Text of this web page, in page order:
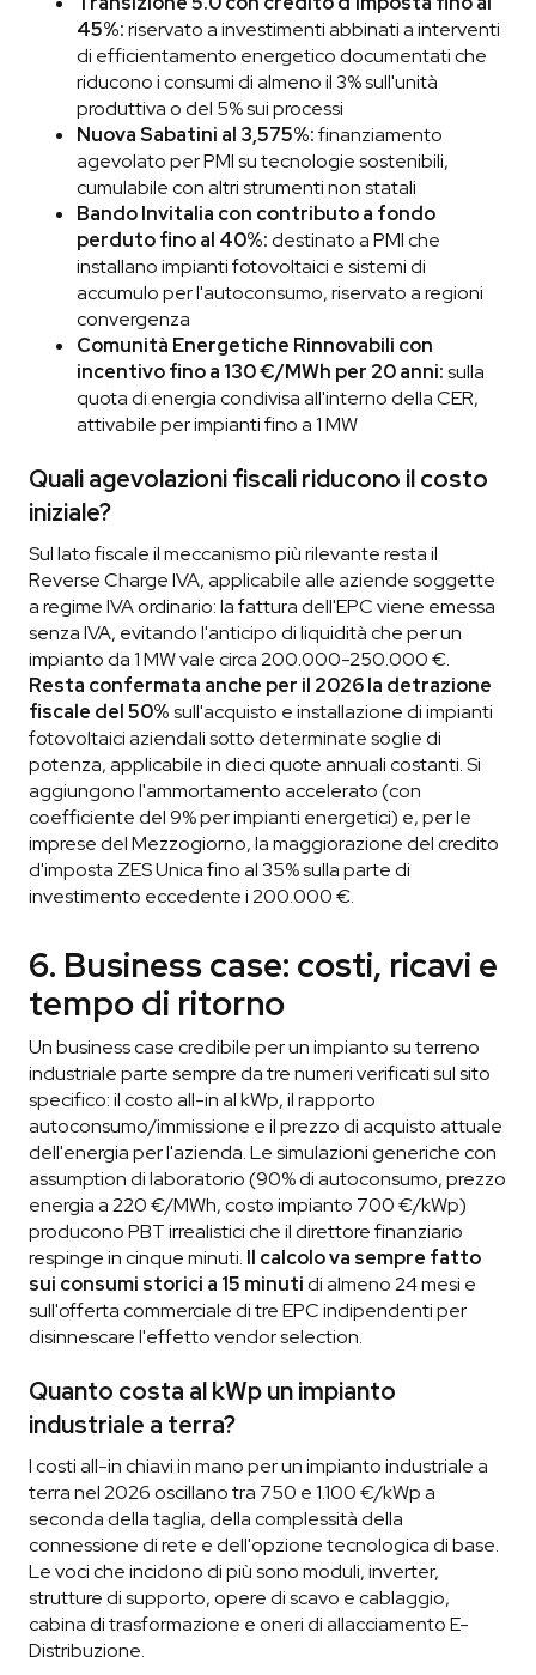
45%:riservato a investimenti abbinati a interventi
di efficientamento energetico documentati che
riducono i consumi di almeno il 3% sull'unità
produttiva o del 5% sui processi
Nuova Sabatini al 3,575%:finanziamento
agevolato per PMI su tecnologie sostenibili,
cumulabile con altri strumenti non statali
Bando Invitalia con contributo a fondo
perduto fino al 40%:destinato a PMI che
installano impianti fotovoltaici e sistemi di
accumulo per l'autoconsumo, riservato a regioni
convergenza
Comunità Energetiche Rinnovabili con
incentivo fino a 130 €/MWh per 20 anni:sulla
quota di energia condivisa all'interno della CER,
attivabile per impianti fino a 1 MW
Quali agevolazioni fiscali riducono il costo
iniziale?
Sul lato fiscale il meccanismo più rilevante resta il
Reverse Charge IVA, applicabile alle aziende soggette
a regime IVA ordinario: la fattura dell'EPC viene emessa
senza IVA, evitando l'anticipo di liquidità che per un
impianto da 1 MW vale circa 200.000-250.000 €.
Resta confermata anche per il 2026 la detrazione
fiscale del 50%sull'acquisto e installazione di impianti
fotovoltaici aziendali sotto determinate soglie di
potenza, applicabile in dieci quote annuali costanti. Si
aggiungono l'ammortamento accelerato (con
coefficiente del 9% per impianti energetici) e, per le
imprese del Mezzogiorno, la maggiorazione del credito
d'imposta ZES Unica fino al 35% sulla parte di
investimento eccedente i 200.000 €.
6. Business case: costi, ricavi e
tempo di ritorno
Un business case credibile per un impianto su terreno
industriale parte sempre da tre numeri verificati sul sito
specifico: il costo all-in al kWp, il rapporto
autoconsumo/immissione e il prezzo di acquisto attuale
dell'energia per l'azienda. Le simulazioni generiche con
assumption di laboratorio (90% di autoconsumo, prezzo
energia a 220 €/MWh, costo impianto 700 €/kWp)
producono PBT irrealistici che il direttore finanziario
respinge in cinque minuti. Il calcolo va sempre fatto
sui consumi storici a 15 minutidi almeno 24 mesi e
sull'offerta commerciale di tre EPC indipendenti per
disinnescare l'effetto vendor selection.
Quanto costa al kWp un impianto
industriale a terra?
I costi all-in chiavi in mano per un impianto industriale a
terra nel 2026 oscillano tra 750 e 1.100 €/kWp a
seconda della taglia, della complessità della
connessione di rete e dell'opzione tecnologica di base.
Le voci che incidono di più sono moduli, inverter,
strutture di supporto, opere di scavo e cablaggio,
cabina di trasformazione e oneri di allacciamento E-
Distribuzione.